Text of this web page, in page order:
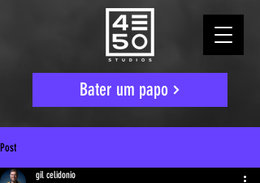
Bater um papo
Post
gil celidonio